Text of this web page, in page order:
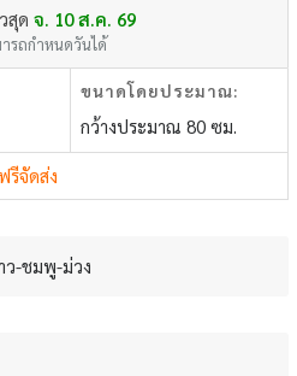
สุด จ. 10 ส.ค. 69
รถกำหนดวันได้
ขนาดโดยประมาณ:
กว้างประมาณ 80 ซม.
รีจัดส่ง
ว-ชมพู-ม่วง